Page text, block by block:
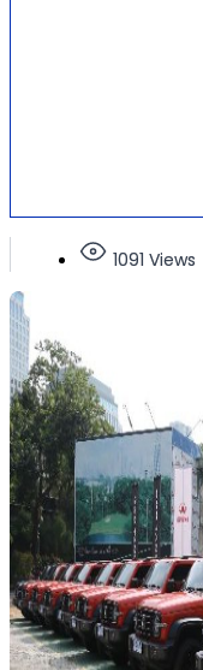
1091 Views